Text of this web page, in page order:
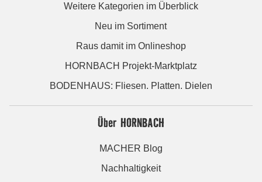
Weitere Kategorien im Überblick
Neu im Sortiment
Raus damit im Onlineshop
HORNBACH Projekt-Marktplatz
BODENHAUS: Fliesen. Platten. Dielen
Über HORNBACH
MACHER Blog
Nachhaltigkeit